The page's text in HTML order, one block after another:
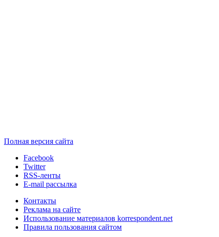
Полная версия сайта
Facebook
Twitter
RSS-ленты
E-mail рассылка
Контакты
Реклама на сайте
Использование материалов korrespondent.net
Правила пользования сайтом